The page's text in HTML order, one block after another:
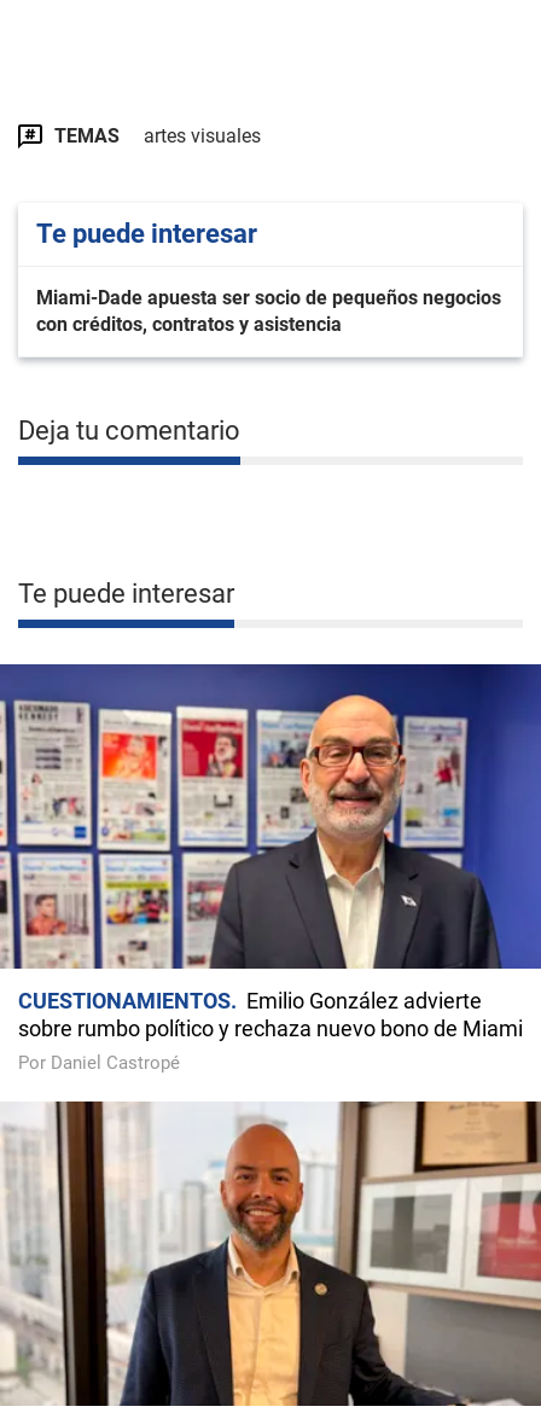
TEMAS artes visuales
Te puede interesar
Miami-Dade apuesta ser socio de pequeños negocios
con créditos, contratos y asistencia
Deja tu comentario
Te puede interesar
CUESTIONAMIENTOS
Emilio González advierte
sobre rumbo político y rechaza nuevo bono de Miami
Por Daniel Castropé